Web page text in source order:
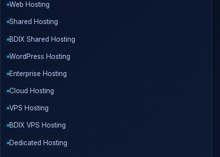
Web Hosting
Shared Hosting
BDIX Shared Hosting
WordPress Hosting
Enterprise Hosting
Cloud Hosting
VPS Hosting
BDIX VPS Hosting
Dedicated Hosting